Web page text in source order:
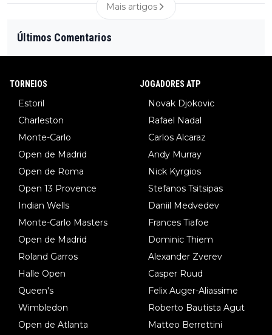
Mais artigos
Últimos Comentarios
TORNEIOS
Estoril
Charleston
Monte-Carlo
Open de Madrid
Open de Roma
Open 13 Provence
Indian Wells
Monte-Carlo Masters
Open de Madrid
Roland Garros
Halle Open
Queen's
Wimbledon
Open de Atlanta
JOGADORES ATP
Novak Djokovic
Rafael Nadal
Carlos Alcaraz
Andy Murray
Nick Kyrgios
Stefanos Tsitsipas
Daniil Medvedev
Frances Tiafoe
Dominic Thiem
Alexander Zverev
Casper Ruud
Felix Auger-Aliassime
Roberto Bautista Agut
Matteo Berrettini